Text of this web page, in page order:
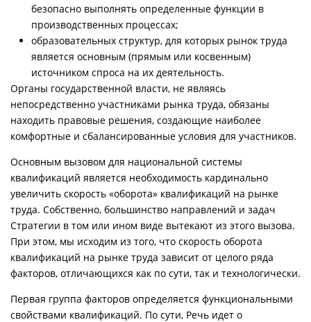
безопасно выполнять определенные функции в
производственных процессах;
образовательных структур, для которых рынок труда
является основным (прямым или косвенным)
источником спроса на их деятельность.
Органы государственной власти, не являясь
непосредственно участниками рынка труда, обязаны
находить правовые решения, создающие наиболее
комфортные и сбалансированные условия для участников.
Основным вызовом для национальной системы
квалификаций является необходимость кардинально
увеличить скорость «оборота» квалификаций на рынке
труда. Собственно, большинство направлений и задач
Стратегии в том или ином виде вытекают из этого вызова.
При этом, мы исходим из того, что скорость оборота
квалификаций на рынке труда зависит от целого ряда
факторов, отличающихся как по сути, так и технологически.
Первая группа факторов определяется функциональными
свойствами квалификаций. По сути, Речь идет о